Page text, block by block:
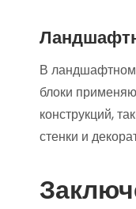
В ландшафтном
блоки
конструкций,
стенки и